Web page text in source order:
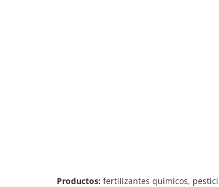
Productos: fertilizantes químicos,